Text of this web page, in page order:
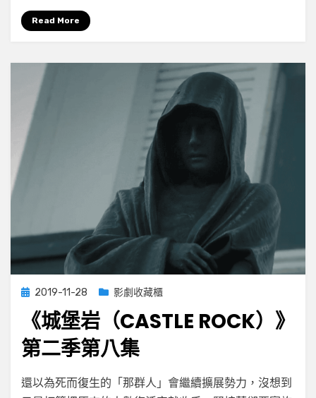
第
Read More
Posted
2019-11-28 影劇收藏櫃
《城堡岩（CASTLE ROCK）》
第二季第八集
by小云
Leave a commenton
《城
還以為死而復生的「那群人」會繼續擴展勢力，沒想到